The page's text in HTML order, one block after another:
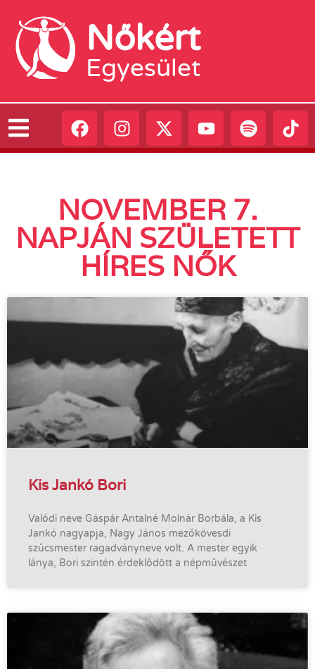
Nőkért
Egyesület
NOVEMBER 7.
NAPJÁN SZÜLETETT
HÍRES NŐK
Kis Jankó Bori
Valódi neve Gáspár Antalné Molnár Borbála, a Kis
Jankó nagyapja, Nagy János mezőkövesdi
szűcsmester ragadványneve volt. A mester egyik
lánya, Bori szintén érdeklődött a népművészet